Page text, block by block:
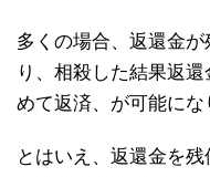
多くの場合、返還金
り、相殺した結果返
めて返済、が可能にな
とはいえ、返還金を